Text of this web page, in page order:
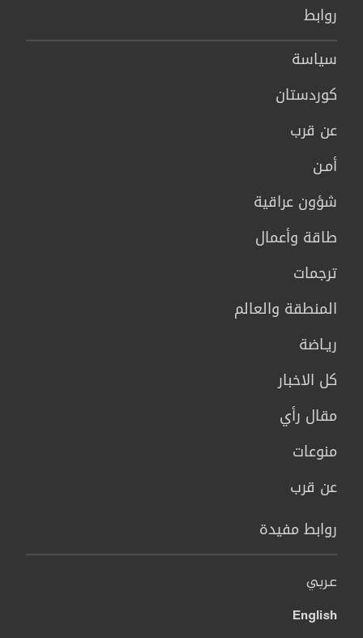
روابط
سیاسة
كوردستان
عن قرب
أمـن
شؤون عراقية
طاقة وأعمال
ترجمات
المنطقة والعالم
ريـاضة
كل الاخبار
مقال رأي
منوعات
عن قرب
روابط مفيدة
عربي
English